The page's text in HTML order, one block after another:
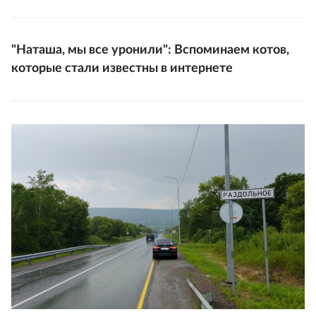
"Наташа, мы все уронили": Вспоминаем котов,
которые стали известны в интернете